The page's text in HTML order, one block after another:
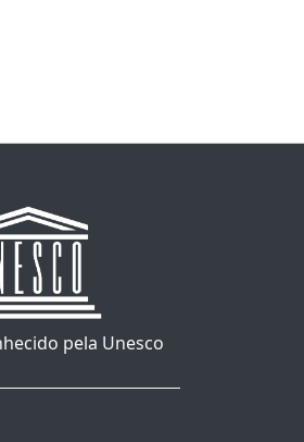
pela Unesco